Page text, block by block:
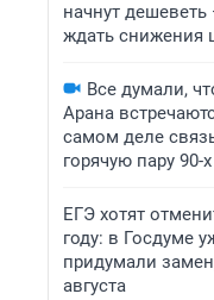
начнут дешеветь
ждать снижения
Все думали,
Арана
самом деле
горячую пару 90-х
ЕГЭ хотят
году: в Госдуме
придумали
августа